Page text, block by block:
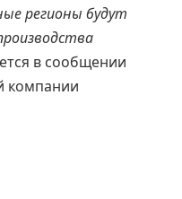
регионы будут
в сообщении
компании